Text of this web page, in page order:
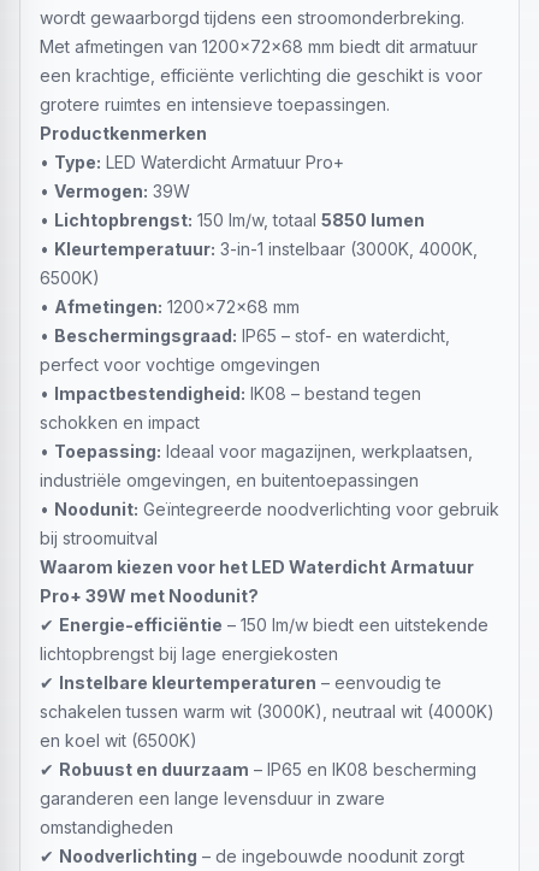
wordt gewaarborgd tijdens een stroomonderbreking.
Met afmetingen van 1200x72x68 mm biedt dit armatuur
een krachtige, efficiënte verlichting die geschikt is voor
grotere ruimtes en intensieve toepassingen.
Productkenmerken
• Type: LED Waterdicht Armatuur Pro+
• Vermogen: 39W
• Lichtopbrengst: 150 lm/w, totaal 5850 lumen
• Kleurtemperatuur: 3-in-1 instelbaar (3000K, 4000K,
6500K)
• Afmetingen: 1200x72x68 mm
• Beschermingsgraad: IP65 – stof- en waterdicht,
perfect voor vochtige omgevingen
• Impactbestendigheid: IK08 – bestand tegen
schokken en impact
• Toepassing: Ideaal voor magazijnen, werkplaatsen,
industriële omgevingen, en buitentoepassingen
• Noodunit: Geïntegreerde noodverlichting voor gebruik
bij stroomuitval
Waarom kiezen voor het LED Waterdicht Armatuur
Pro+ 39W met Noodunit?
✔ Energie-efficiëntie – 150 lm/w biedt een uitstekende
lichtopbrengst bij lage energiekosten
✔ Instelbare kleurtemperaturen – eenvoudig te
schakelen tussen warm wit (3000K), neutraal wit (4000K)
en koel wit (6500K)
✔ Robuust en duurzaam – IP65 en IK08 bescherming
garanderen een lange levensduur in zware
omstandigheden
✔ Noodverlichting – de ingebouwde noodunit zorgt